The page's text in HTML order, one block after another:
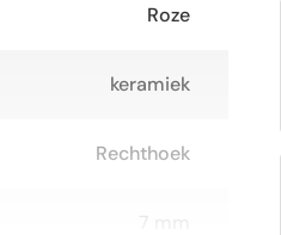
Roze
keramiek
Rechthoek